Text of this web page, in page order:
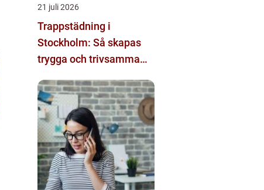
21 juli 2026
Trappstädning i
Stockholm: Så skapas
trygga och trivsamma